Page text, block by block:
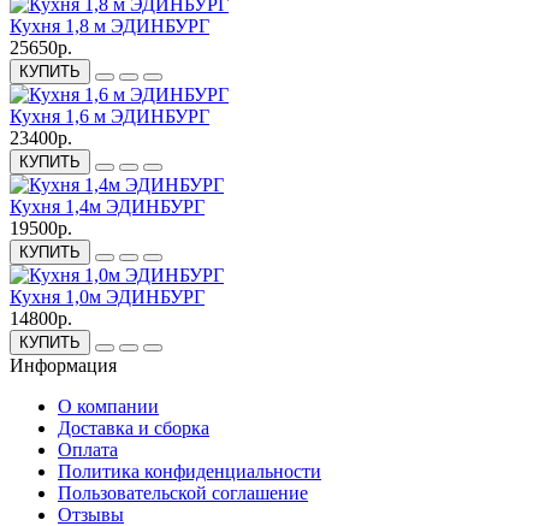
Кухня 1,8 м ЭДИНБУРГ
25650р.
КУПИТЬ
Кухня 1,6 м ЭДИНБУРГ
23400р.
КУПИТЬ
Кухня 1,4м ЭДИНБУРГ
19500р.
КУПИТЬ
Кухня 1,0м ЭДИНБУРГ
14800р.
КУПИТЬ
Информация
О компании
Доставка и сборка
Оплата
Политика конфиденциальности
Пользовательской соглашение
Отзывы